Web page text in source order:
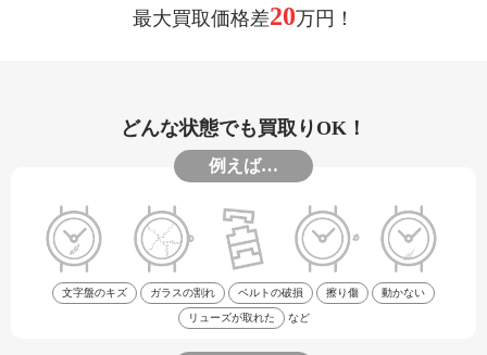
最大買取価格差20万円！
どんな状態でも買取りOK！
例えば…
文字盤のキズ ガラスの割れ ベルトの破損 擦り傷 動かない
リューズが取れた など